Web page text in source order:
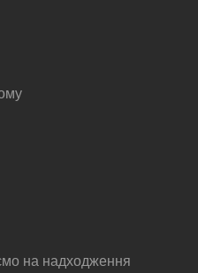
на надходження